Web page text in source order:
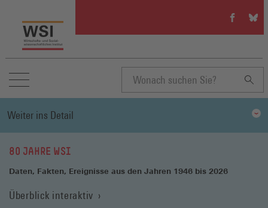
WSI
auf
(Öffnet
in
einem
neuen
WSI
auf
in
Suchbegriff
eingeben
Weiter ins Detail
80 JAHRE WSI
Daten, Fakten, Ereignisse aus den Jahren 1946 bis 2026
Überblick interaktiv